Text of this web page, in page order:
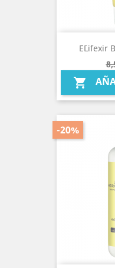
E´lifexir

-20%